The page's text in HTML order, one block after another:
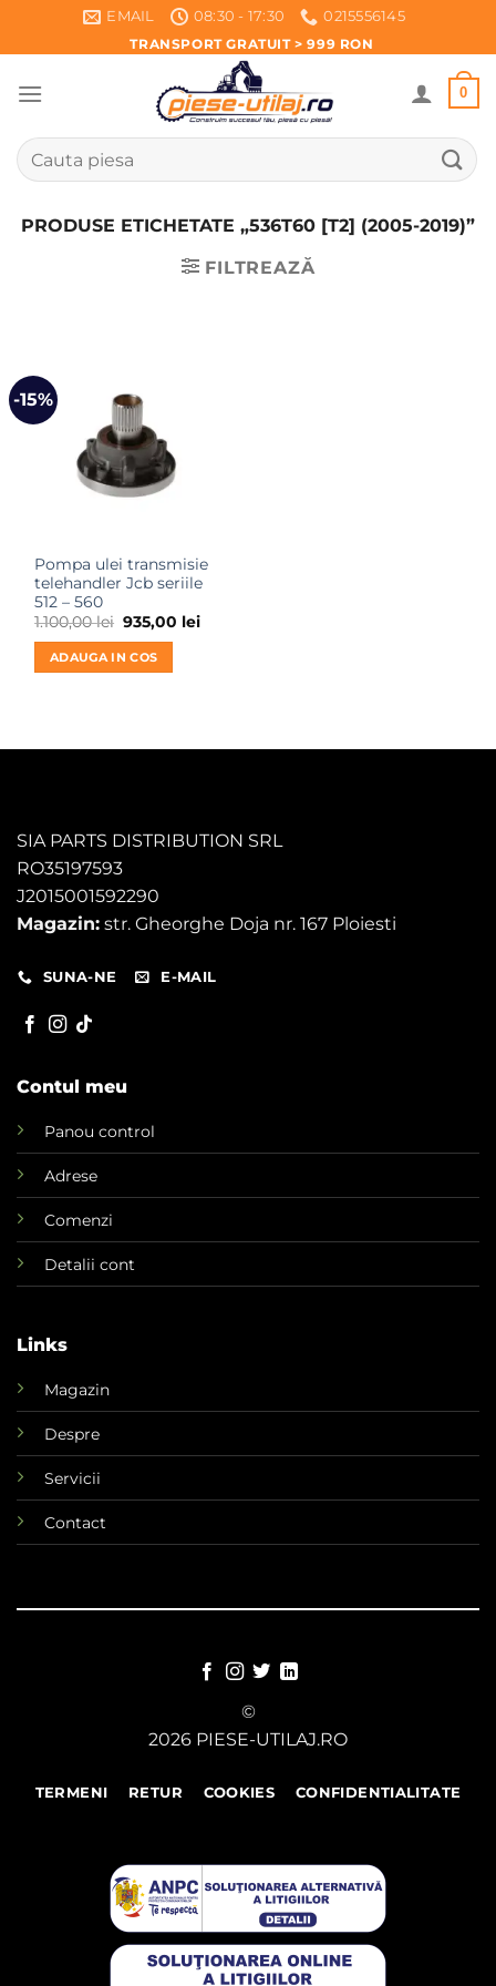
EMAIL 08:30 - 17:30
0215556145
TRANSPORT GRATUIT > 999 RON
0
Caută
după:
PRODUSE ETICHETATE „536T60 [T2] (2005-2019)”
FILTREAZĂ
-15%
Pompa ulei transmisie
telehandler Jcb seriile
512 – 560
1.100,00lei Prețul
inițial
a
fost:
1.100,00 lei.
935,00 leiPrețul
ADAUGA IN COS
SIA PARTS DISTRIBUTION SRL
RO35197593
J2015001592290
Magazin: str. Gheorghe Doja nr. 167 Ploiesti
SUNA-NE E-MAIL
Contul meu
Panou control
Adrese
Comenzi
Detalii cont
Links
Magazin
Despre
Servicii
Contact
©
2026 PIESE-UTILAJ.RO
TERMENI RETUR COOKIES CONFIDENTIALITATE